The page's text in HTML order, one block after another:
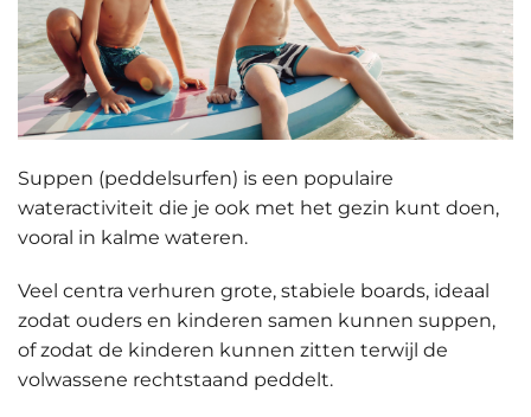
Suppen (peddelsurfen) is een populaire
wateractiviteit die je ook met het gezin kunt doen,
vooral in kalme wateren.
Veel centra verhuren grote, stabiele boards, ideaal
zodat ouders en kinderen samen kunnen suppen,
of zodat de kinderen kunnen zitten terwijl de
volwassene rechtstaand peddelt.